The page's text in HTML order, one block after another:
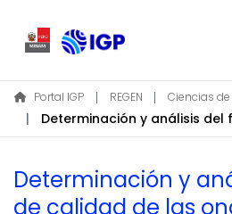
Home
About REGEN
Find
Statistics
Portal IGP REGEN Ciencias
Determinación y
de calidad de las